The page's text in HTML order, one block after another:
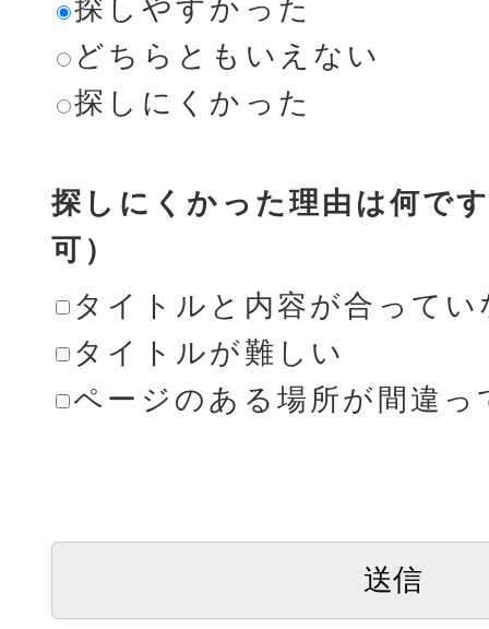
探しやすかった
どちらともいえない
探しにくかった
探しにくかった理由は何で
可）
タイトルと内容が合ってい
タイトルが難しい
ページのある場所が間違っ